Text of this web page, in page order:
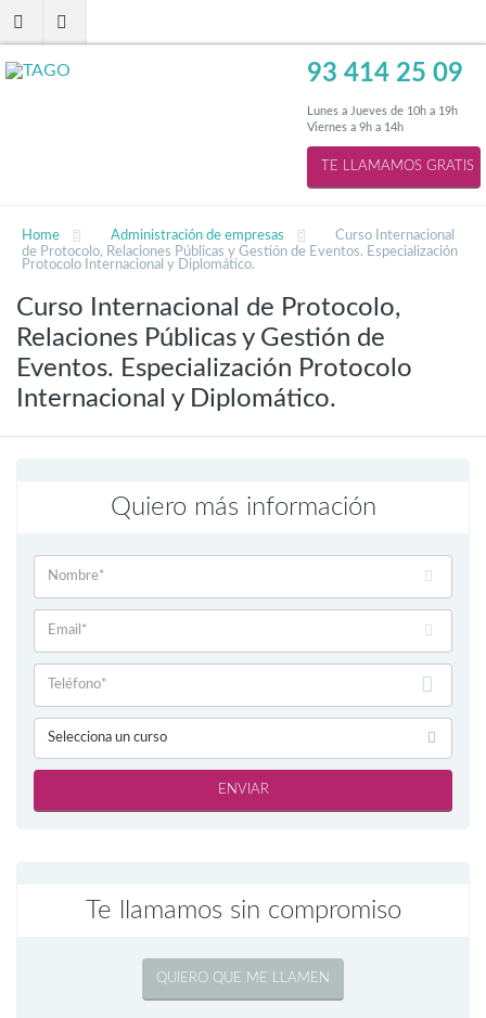
93 414 25 09
Lunes a Jueves de 10h a 19h
Viernes a 9h a 14h
Home Administración de empresas
Curso Internacional
de Protocolo, Relaciones Públicas y Gestión de Eventos. Especialización
Protocolo Internacional y Diplomático.
Curso Internacional de Protocolo,
Relaciones Públicas y Gestión de
Eventos. Especialización Protocolo
Internacional y Diplomático.
Quiero más información
Selecciona un curso
ENVIAR
Te llamamos sin compromiso